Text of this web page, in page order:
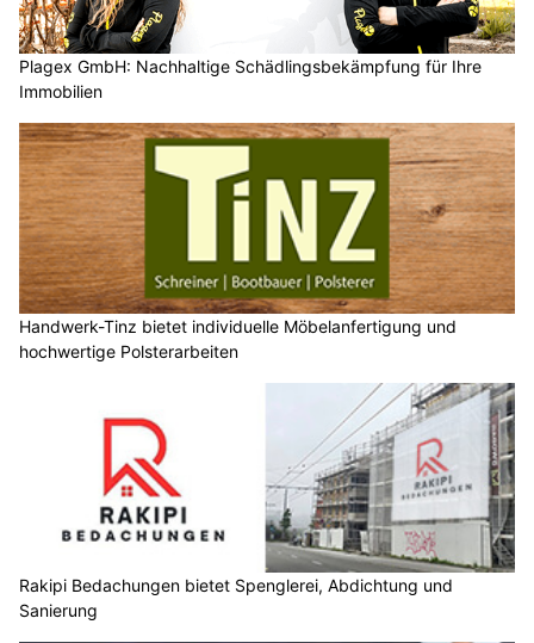
Plagex GmbH: Nachhaltige Schädlingsbekämpfung für Ihre
Immobilien
Handwerk-Tinz bietet individuelle Möbelanfertigung und
hochwertige Polsterarbeiten
Rakipi Bedachungen bietet Spenglerei, Abdichtung und